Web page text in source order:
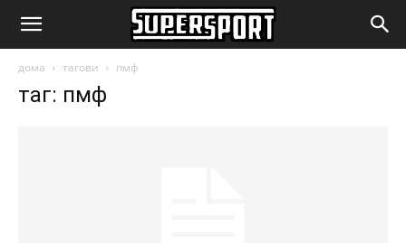
SuperSport.mk
дома тагови пмф
таг: пмф